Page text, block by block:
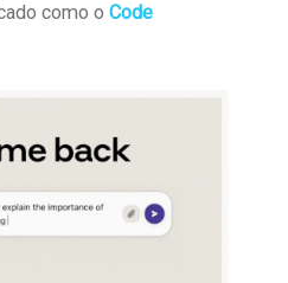
como o Code